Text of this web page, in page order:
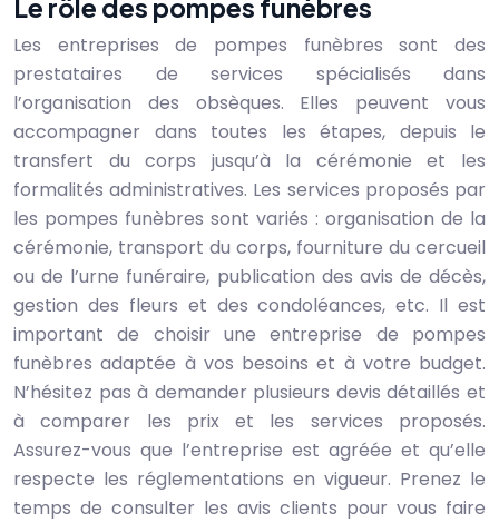
Le rôle des pompes funèbres
Les entreprises de pompes funèbres sont des
prestataires de services spécialisés dans
l’organisation des obsèques. Elles peuvent vous
accompagner dans toutes les étapes, depuis le
transfert du corps jusqu’à la cérémonie et les
formalités administratives. Les services proposés par
les pompes funèbres sont variés : organisation de la
cérémonie, transport du corps, fourniture du cercueil
ou de l’urne funéraire, publication des avis de décès,
gestion des fleurs et des condoléances, etc. Il est
important de choisir une entreprise de pompes
funèbres adaptée à vos besoins et à votre budget.
N’hésitez pas à demander plusieurs devis détaillés et
à comparer les prix et les services proposés.
Assurez-vous que l’entreprise est agréée et qu’elle
respecte les réglementations en vigueur. Prenez le
temps de consulter les avis clients pour vous faire